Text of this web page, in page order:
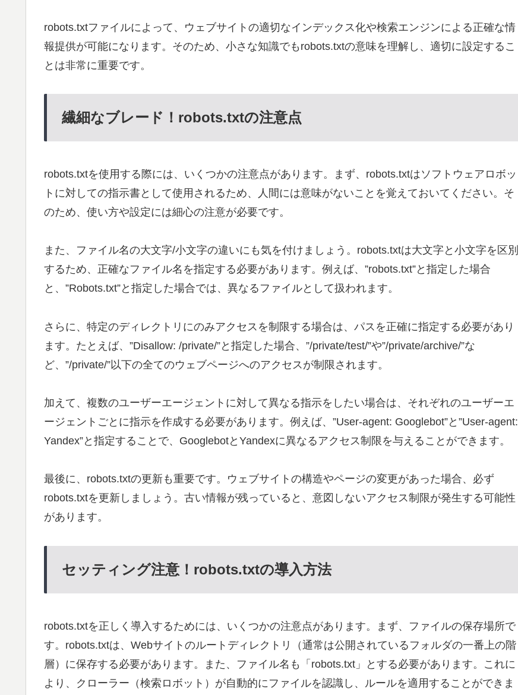
robots.txtファイルによって、ウェブサイトの適切なインデックス化や検索エンジンによる正確な情
報提供が可能になります。そのため、小さな知識でもrobots.txtの意味を理解し、適切に設定するこ
とは非常に重要です。
繊細なブレード！robots.txtの注意点
robots.txtを使用する際には、いくつかの注意点があります。まず、robots.txtはソフトウェアロボッ
トに対しての指示書として使用されるため、人間には意味がないことを覚えておいてください。そ
のため、使い方や設定には細心の注意が必要です。
また、ファイル名の大文字/小文字の違いにも気を付けましょう。robots.txtは大文字と小文字を区別
するため、正確なファイル名を指定する必要があります。例えば、”robots.txt”と指定した場合
と、”Robots.txt”と指定した場合では、異なるファイルとして扱われます。
さらに、特定のディレクトリにのみアクセスを制限する場合は、パスを正確に指定する必要があり
ます。たとえば、”Disallow: /private/”と指定した場合、”/private/test/”や”/private/archive/”な
ど、”/private/”以下の全てのウェブページへのアクセスが制限されます。
加えて、複数のユーザーエージェントに対して異なる指示をしたい場合は、それぞれのユーザーエ
ージェントごとに指示を作成する必要があります。例えば、”User-agent: Googlebot”と”User-agent:
Yandex”と指定することで、GooglebotとYandexに異なるアクセス制限を与えることができます。
最後に、robots.txtの更新も重要です。ウェブサイトの構造やページの変更があった場合、必ず
robots.txtを更新しましょう。古い情報が残っていると、意図しないアクセス制限が発生する可能性
があります。
セッティング注意！robots.txtの導入方法
robots.txtを正しく導入するためには、いくつかの注意点があります。まず、ファイルの保存場所で
す。robots.txtは、Webサイトのルートディレクトリ（通常は公開されているフォルダの一番上の階
層）に保存する必要があります。また、ファイル名も「robots.txt」とする必要があります。これに
より、クローラー（検索ロボット）が自動的にファイルを認識し、ルールを適用することができま